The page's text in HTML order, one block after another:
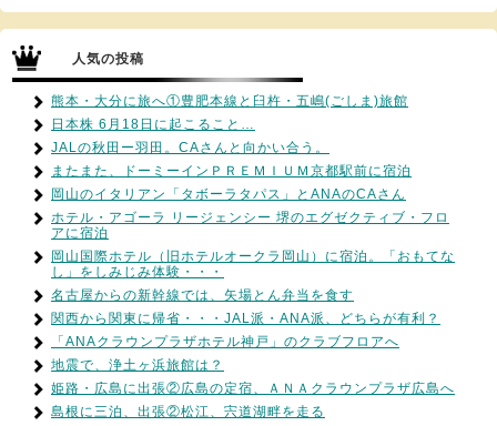
人気の投稿
熊本・大分に旅へ①豊肥本線と臼杵・五嶋(ごしま)旅館
日本株 6月18日に起こること…
JALの秋田ー羽田。CAさんと向かい合う。
またまた、ドーミーインＰＲＥＭＩＵＭ京都駅前に宿泊
岡山のイタリアン「タボーラタパス」とANAのCAさん
ホテル・アゴーラ リージェンシー 堺のエグゼクティブ・フロ
アに宿泊
岡山国際ホテル（旧ホテルオークラ岡山）に宿泊。「おもてな
し」をしみじみ体験・・・
名古屋からの新幹線では、矢場とん弁当を食す
関西から関東に帰省・・・JAL派・ANA派、どちらが有利？
「ANAクラウンプラザホテル神戸」のクラブフロアへ
地震で、浄土ヶ浜旅館は？
姫路・広島に出張②広島の定宿、ＡＮＡクラウンプラザ広島へ
島根に三泊、出張②松江、宍道湖畔を走る